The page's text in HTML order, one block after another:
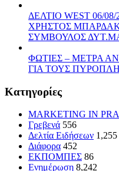
ΔΕΛΤΙΟ WEST 06/
ΧΡΗΣΤΟΣ
ΣΥΜΒΟΥΛΟΣ
ΦΩΤΙΕΣ – ΜΕΤΡΑ
ΓΙΑ ΤΟΥΣ
Kατηγορίες
MARKETING IN
Γρεβενά 556
Δελτία Ειδήσεων 1,255
Διάφορα 452
ΕΚΠΟΜΠΕΣ 86
Ενημέρωση 8,242